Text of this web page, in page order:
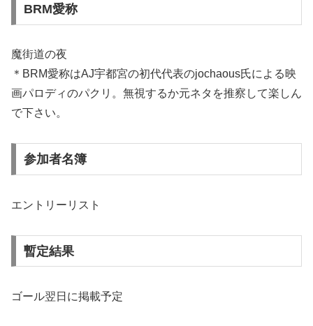
BRM愛称
魔街道の夜
＊BRM愛称はAJ宇都宮の初代代表のjochaous氏による映
画パロディのパクリ。無視するか元ネタを推察して楽しん
で下さい。
参加者名簿
エントリーリスト
暫定結果
ゴール翌日に掲載予定